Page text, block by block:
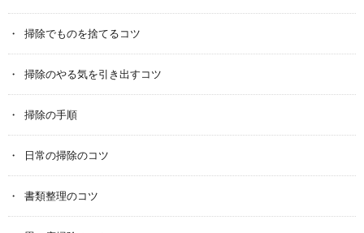
掃除でものを捨てるコツ
掃除のやる気を引き出すコツ
掃除の手順
日常の掃除のコツ
書類整理のコツ